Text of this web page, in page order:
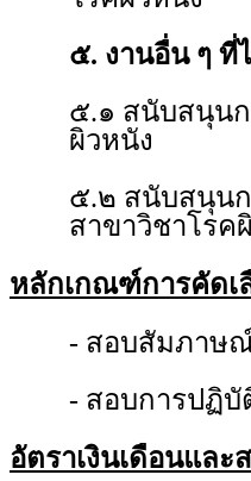
๕. งานอื่น ๆ ที่
๕.๑ สนับสนุนก
ผิวหนัง
๕.๒ สนับสนุนก
สาขาวิชาโรค
หลักเกณฑ์การคัดเ
- สอบสัมภาษ
- สอบการปฏิบั
อัตราเงินเดือนและ